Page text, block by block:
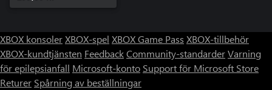
XBOX konsolerXBOX-spel XBOX Game Pass XBOX-tillbehör
XBOX-kundtjänsten FeedbackCommunity-standarderVarning
för epilepsianfall Microsoft-konto Support för Microsoft Store
Returer Spårning av beställningar